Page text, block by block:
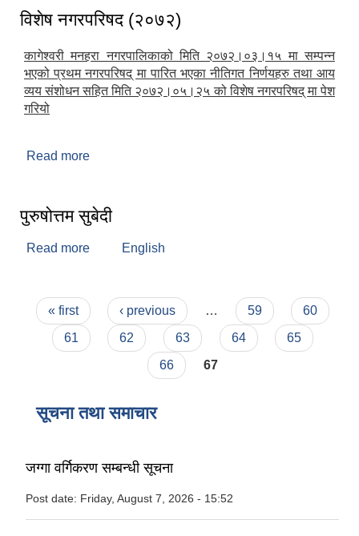
विशेष नगरपरिषद (२०७२)
कागेश्वरी मनहरा नगरपालिकाको मिति २०७२।०३।१५ मा सम्पन्न
भएको प्रथम नगरपरिषद् मा पारित भएका नीतिगत निर्णयहरु तथा आय
व्यय संशोधन सहित मिति २०७२।०५।२५ को विशेष नगरपरिषद् मा पेश
गरियो
Read more
पुरुषोत्तम सुबेदी
Read more about पुरुषोत्तम सुबेदी
English
Pages
« first ‹ previous … 59
60
61
62 63 64
65
66
67
सूचना तथा समाचार
जग्गा वर्गिकरण सम्बन्धी सूचना
Post date: Friday, August 7, 2026 - 15:52